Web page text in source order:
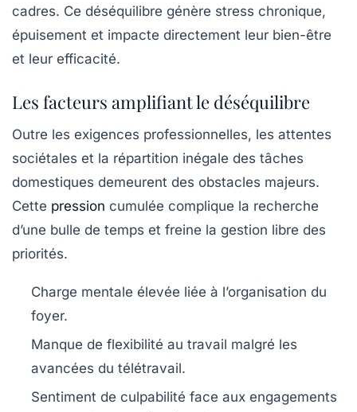
cadres. Ce déséquilibre génère stress chronique,
épuisement et impacte directement leur bien-être
et leur efficacité.
Les facteurs amplifiant le déséquilibre
Outre les exigences professionnelles, les attentes
sociétales et la répartition inégale des tâches
domestiques demeurent des obstacles majeurs.
Cette pression cumulée complique la recherche
d’une bulle de temps et freine la gestion libre des
priorités.
Charge mentale élevée liée à l’organisation du
foyer.
Manque de flexibilité au travail malgré les
avancées du télétravail.
Sentiment de culpabilité face aux engagements